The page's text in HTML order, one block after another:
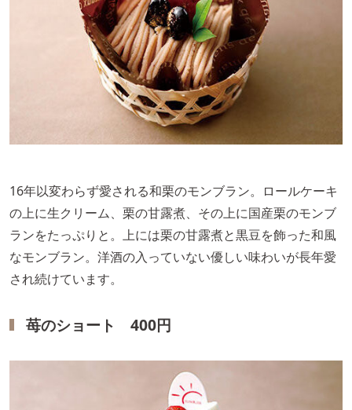
16年以変わらず愛される和栗のモンブラン。ロールケーキ
の上に生クリーム、栗の甘露煮、その上に国産栗のモンブ
ランをたっぷりと。上には栗の甘露煮と黒豆を飾った和風
なモンブラン。洋酒の入っていない優しい味わいが長年愛
され続けています。
苺のショート 400円